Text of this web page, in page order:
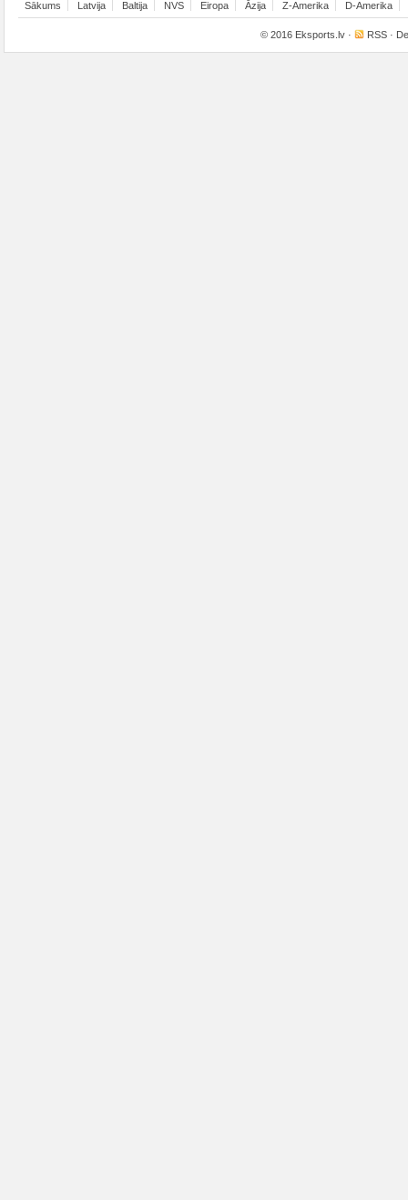
Sākums Latvija Baltija NVS Eiropa Āzija Z-Amerika D-Amerika
© 2016 Eksports.lv · RSS ·